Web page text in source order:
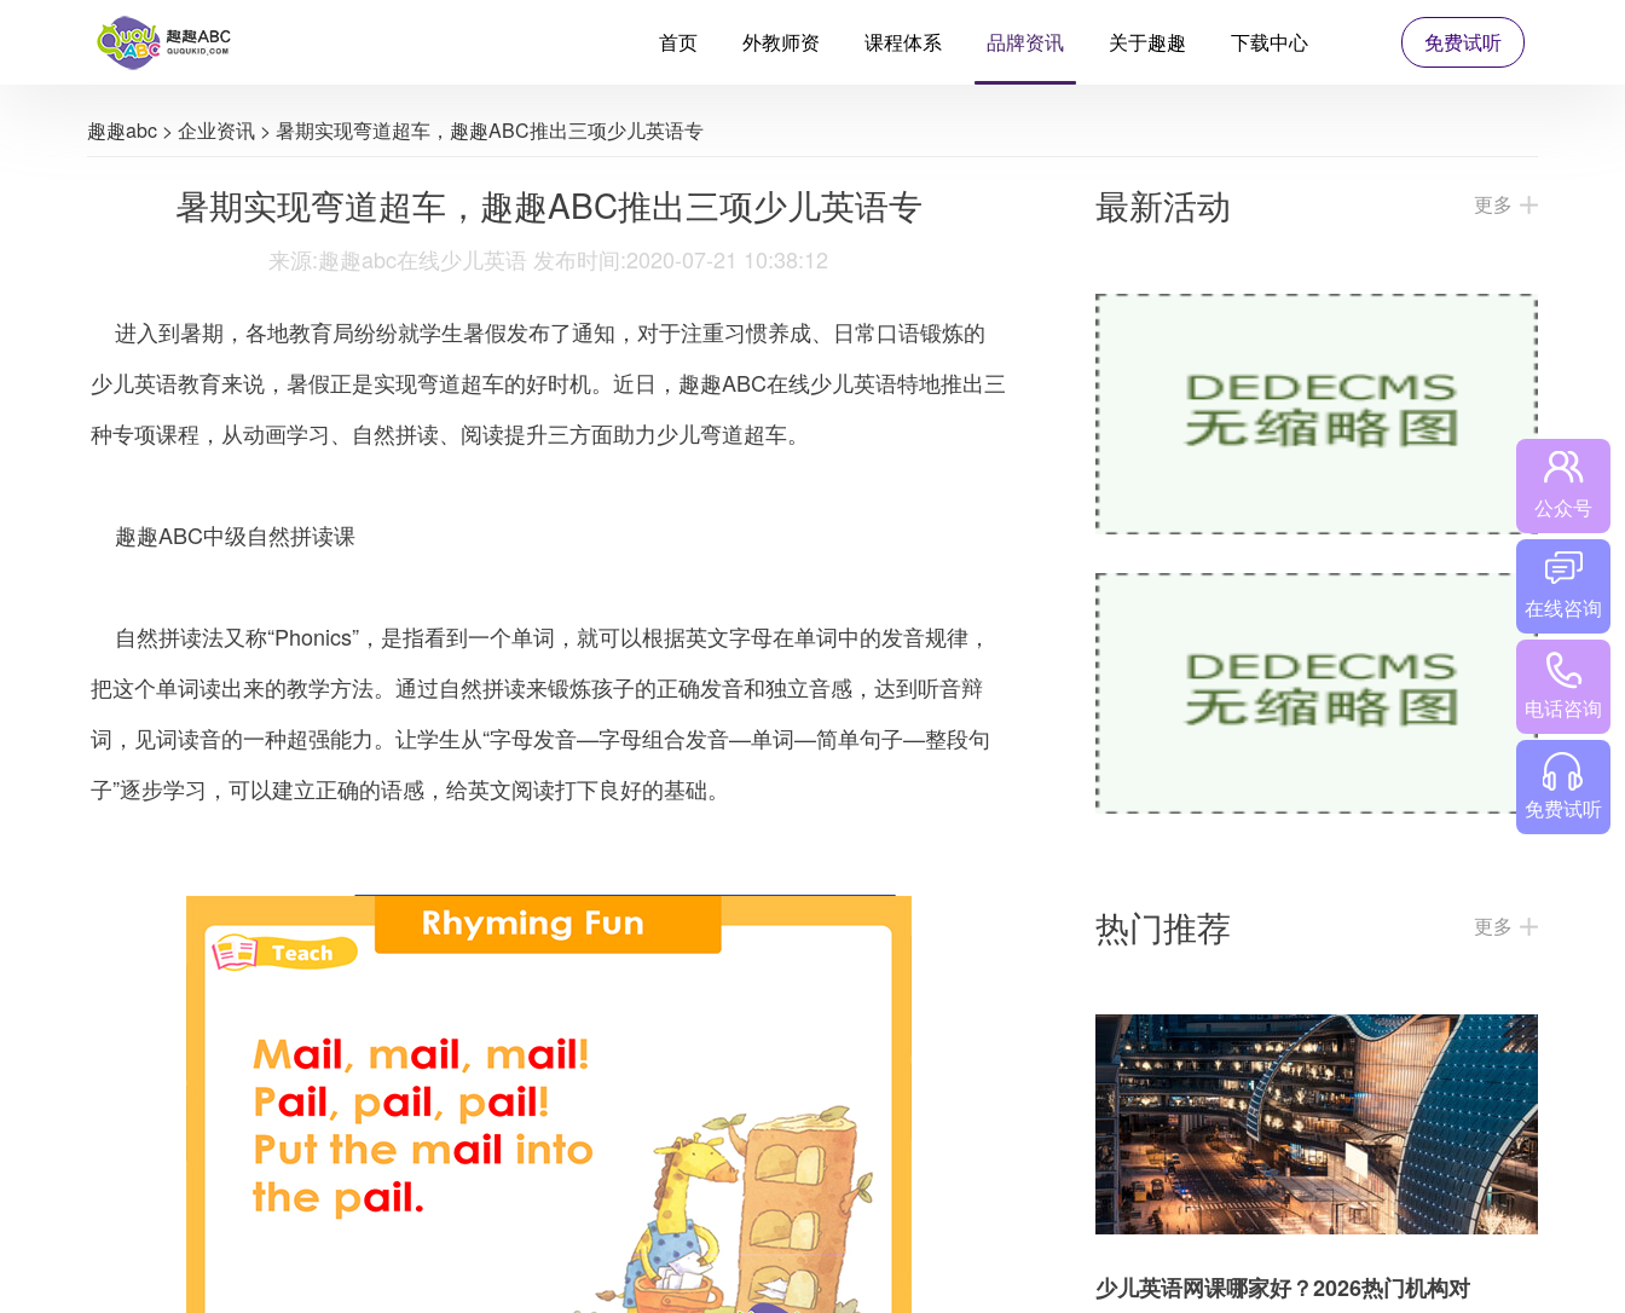
首页 外教师资 课程体系 品牌资讯 关于趣趣 下载中心 免费试听
趣趣abc > 企业资讯 > 暑期实现弯道超车，趣趣ABC推出三项少儿英语专
暑期实现弯道超车，趣趣ABC推出三项少儿英语专
来源:趣趣abc在线少儿英语 发布时间:2020-07-21 10:38:12
进入到暑期，各地教育局纷纷就学生暑假发布了通知，对于注重习惯养成、日常口语锻炼的
少儿英语教育来说，暑假正是实现弯道超车的好时机。近日，趣趣ABC在线少儿英语特地推出三
种专项课程，从动画学习、自然拼读、阅读提升三方面助力少儿弯道超车。
趣趣ABC中级自然拼读课
自然拼读法又称“Phonics”，是指看到一个单词，就可以根据英文字母在单词中的发音规律，
把这个单词读出来的教学方法。通过自然拼读来锻炼孩子的正确发音和独立音感，达到听音辩
词，见词读音的一种超强能力。让学生从“字母发音—字母组合发音—单词—简单句子—整段句
子”逐步学习，可以建立正确的语感，给英文阅读打下良好的基础。
最新活动 更多
少儿英语网课哪家好？2026热门机构对比
2026欧美外教一对一哪家好？5家热门少儿
热门推荐 更多
少儿英语网课哪家好？2026热门机构对
公众号
在线咨询
电话咨询
免费试听